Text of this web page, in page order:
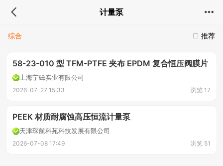
计量泵
推荐
综合
58-23-010 型 TFM-PTFE 夹布 EPDM 复合恒压阀膜片
上海宁磁实业有限公司
2026-07-27 15:33 浏览 17
PEEK 材质耐腐蚀高压恒流计量泵
天津琛航科苑科技发展有限公司
2026-07-08 17:49 浏览 51